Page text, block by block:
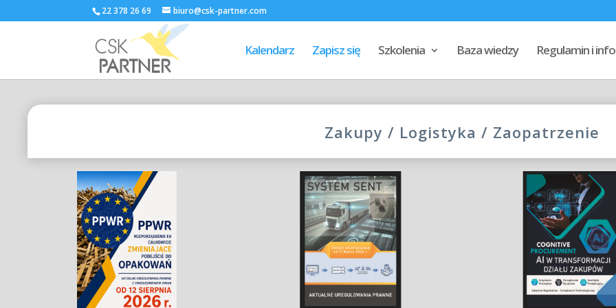
22 378 26 69 biuro@csk-partner.com
Kalendarz Zapisz się Szkolenia Baza wiedzy Regulamin i
Zakupy / Logistyka / Zaopatrzenie